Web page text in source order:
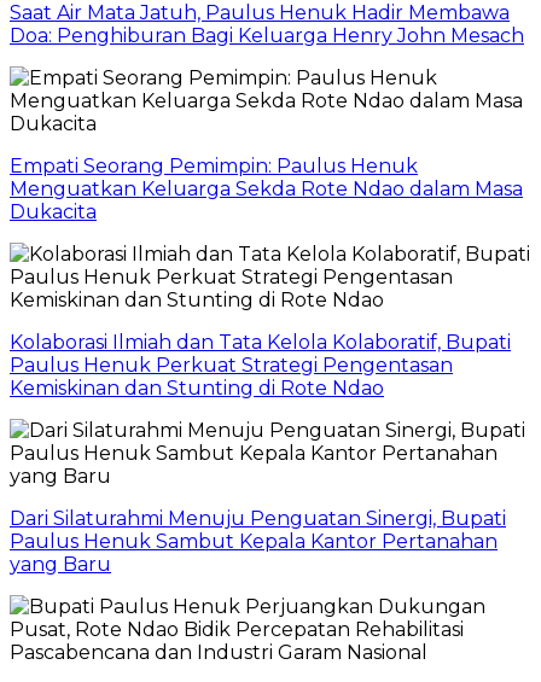
Saat Air Mata Jatuh, Paulus Henuk Hadir Membawa
Doa: Penghiburan Bagi Keluarga Henry John Mesach
Empati Seorang Pemimpin: Paulus Henuk
Menguatkan Keluarga Sekda Rote Ndao dalam Masa
Dukacita
Kolaborasi Ilmiah dan Tata Kelola Kolaboratif, Bupati
Paulus Henuk Perkuat Strategi Pengentasan
Kemiskinan dan Stunting di Rote Ndao
Dari Silaturahmi Menuju Penguatan Sinergi, Bupati
Paulus Henuk Sambut Kepala Kantor Pertanahan
yang Baru